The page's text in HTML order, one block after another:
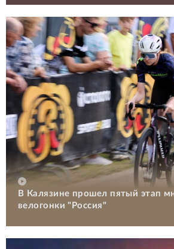
В Калязине прошел пятый этап
велогонки "Россия"